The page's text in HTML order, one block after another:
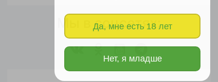
Да, мне есть 18 лет
Нет, я младше
Мы в соцсетях: